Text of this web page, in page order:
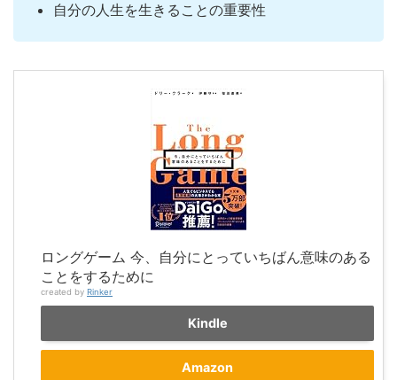
自分の人生を生きることの重要性
ロングゲーム 今、自分にとっていちばん意味のある
ことをするために
created by Rinker
Kindle
Amazon